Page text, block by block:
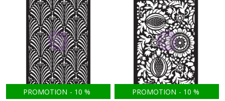
PROMOTION - 10 %
PROMOTION - 10 %